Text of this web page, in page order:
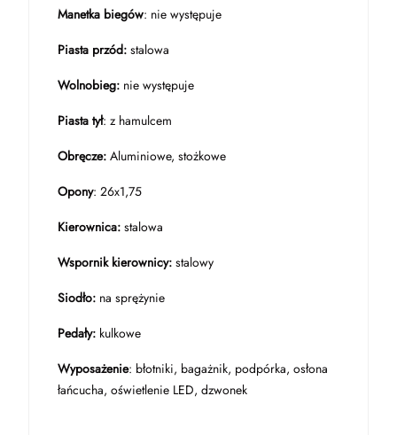
Manetka biegów: nie występuje
Piasta przód: stalowa
Wolnobieg: nie występuje
Piasta tył: z hamulcem
Obręcze: Aluminiowe, stożkowe
Opony: 26x1,75
Kierownica: stalowa
Wspornik kierownicy: stalowy
Siodło: na sprężynie
Pedały: kulkowe
Wyposażenie: błotniki, bagażnik, podpórka, osłona
łańcucha, oświetlenie LED, dzwonek